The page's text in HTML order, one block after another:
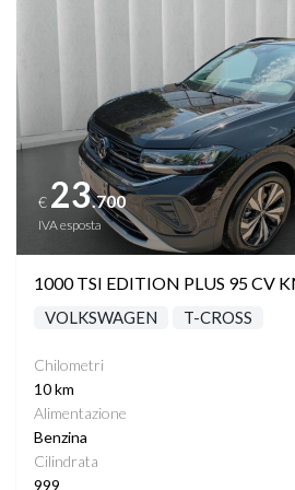
€ 23.700
IVA esposta
1000 TSI EDITION PLUS 95 CV
VOLKSWAGEN T-CROSS
Chilometri
10 km
Alimentazione
Benzina
Cilindrata
999